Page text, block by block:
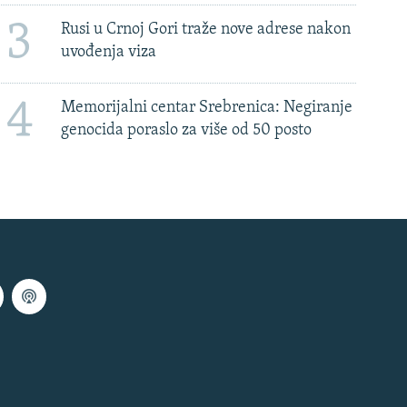
3
Rusi u Crnoj Gori traže nove adrese nakon
uvođenja viza
4
Memorijalni centar Srebrenica: Negiranje
genocida poraslo za više od 50 posto